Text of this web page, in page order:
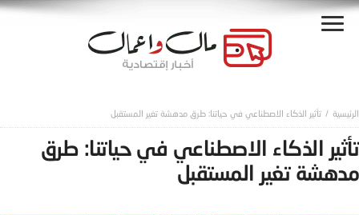
تأثير الذكاء الاصطناعي في حياتنا: طرق مدهشة تغير المستقبل
تأثير الذكاء الاصطناعي في حياتنا: طرق
مدهشة تغير المستقبل